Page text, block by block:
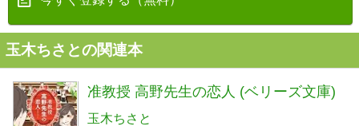
玉木ちさとの関連本
准教授 高野先生の恋人 (ベリーズ文庫)
玉木ちさと